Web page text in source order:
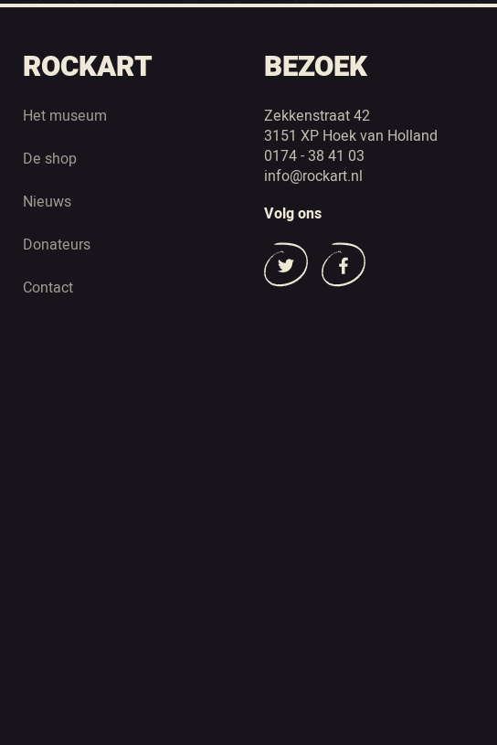
ROCKART
Het museum
De shop
Nieuws
Donateurs
Contact
BEZOEK
Zekkenstraat 42
3151 XP Hoek van Holland
0174 - 38 41 03
info@rockart.nl
Volg ons